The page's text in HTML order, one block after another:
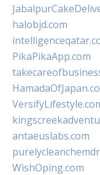
halobjd.com
PikaPikaApp.com
antaeuslabs.com
WishOping.com